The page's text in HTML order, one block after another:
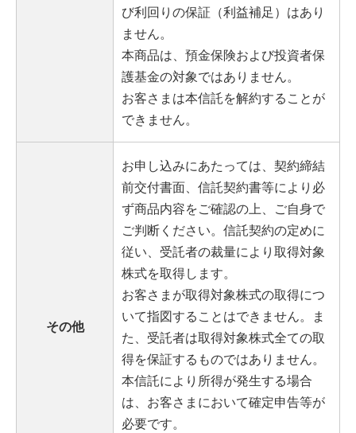
び利回りの保証（利益補足）はあり
ません。
本商品は、預金保険および投資者保
護基金の対象ではありません。
お客さまは本信託を解約することが
できません。
その他
お申し込みにあたっては、契約締結
前交付書面、信託契約書等により必
ず商品内容をご確認の上、ご自身で
ご判断ください。信託契約の定めに
従い、受託者の裁量により取得対象
株式を取得します。
お客さまが取得対象株式の取得につ
いて指図することはできません。ま
た、受託者は取得対象株式全ての取
得を保証するものではありません。
本信託により所得が発生する場合
は、お客さまにおいて確定申告等が
必要です。